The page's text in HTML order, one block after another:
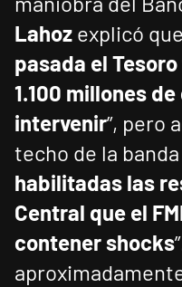
Lahoz explicó
pasada el
1.100 millones
intervenir”, pero
techo de la
habilitadas las
Central que el
contener shocks